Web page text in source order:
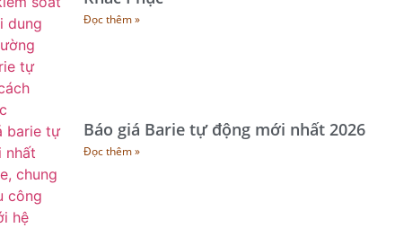
Đọc thêm »
Báo giá Barie tự động mới nhất 2026
Đọc thêm »